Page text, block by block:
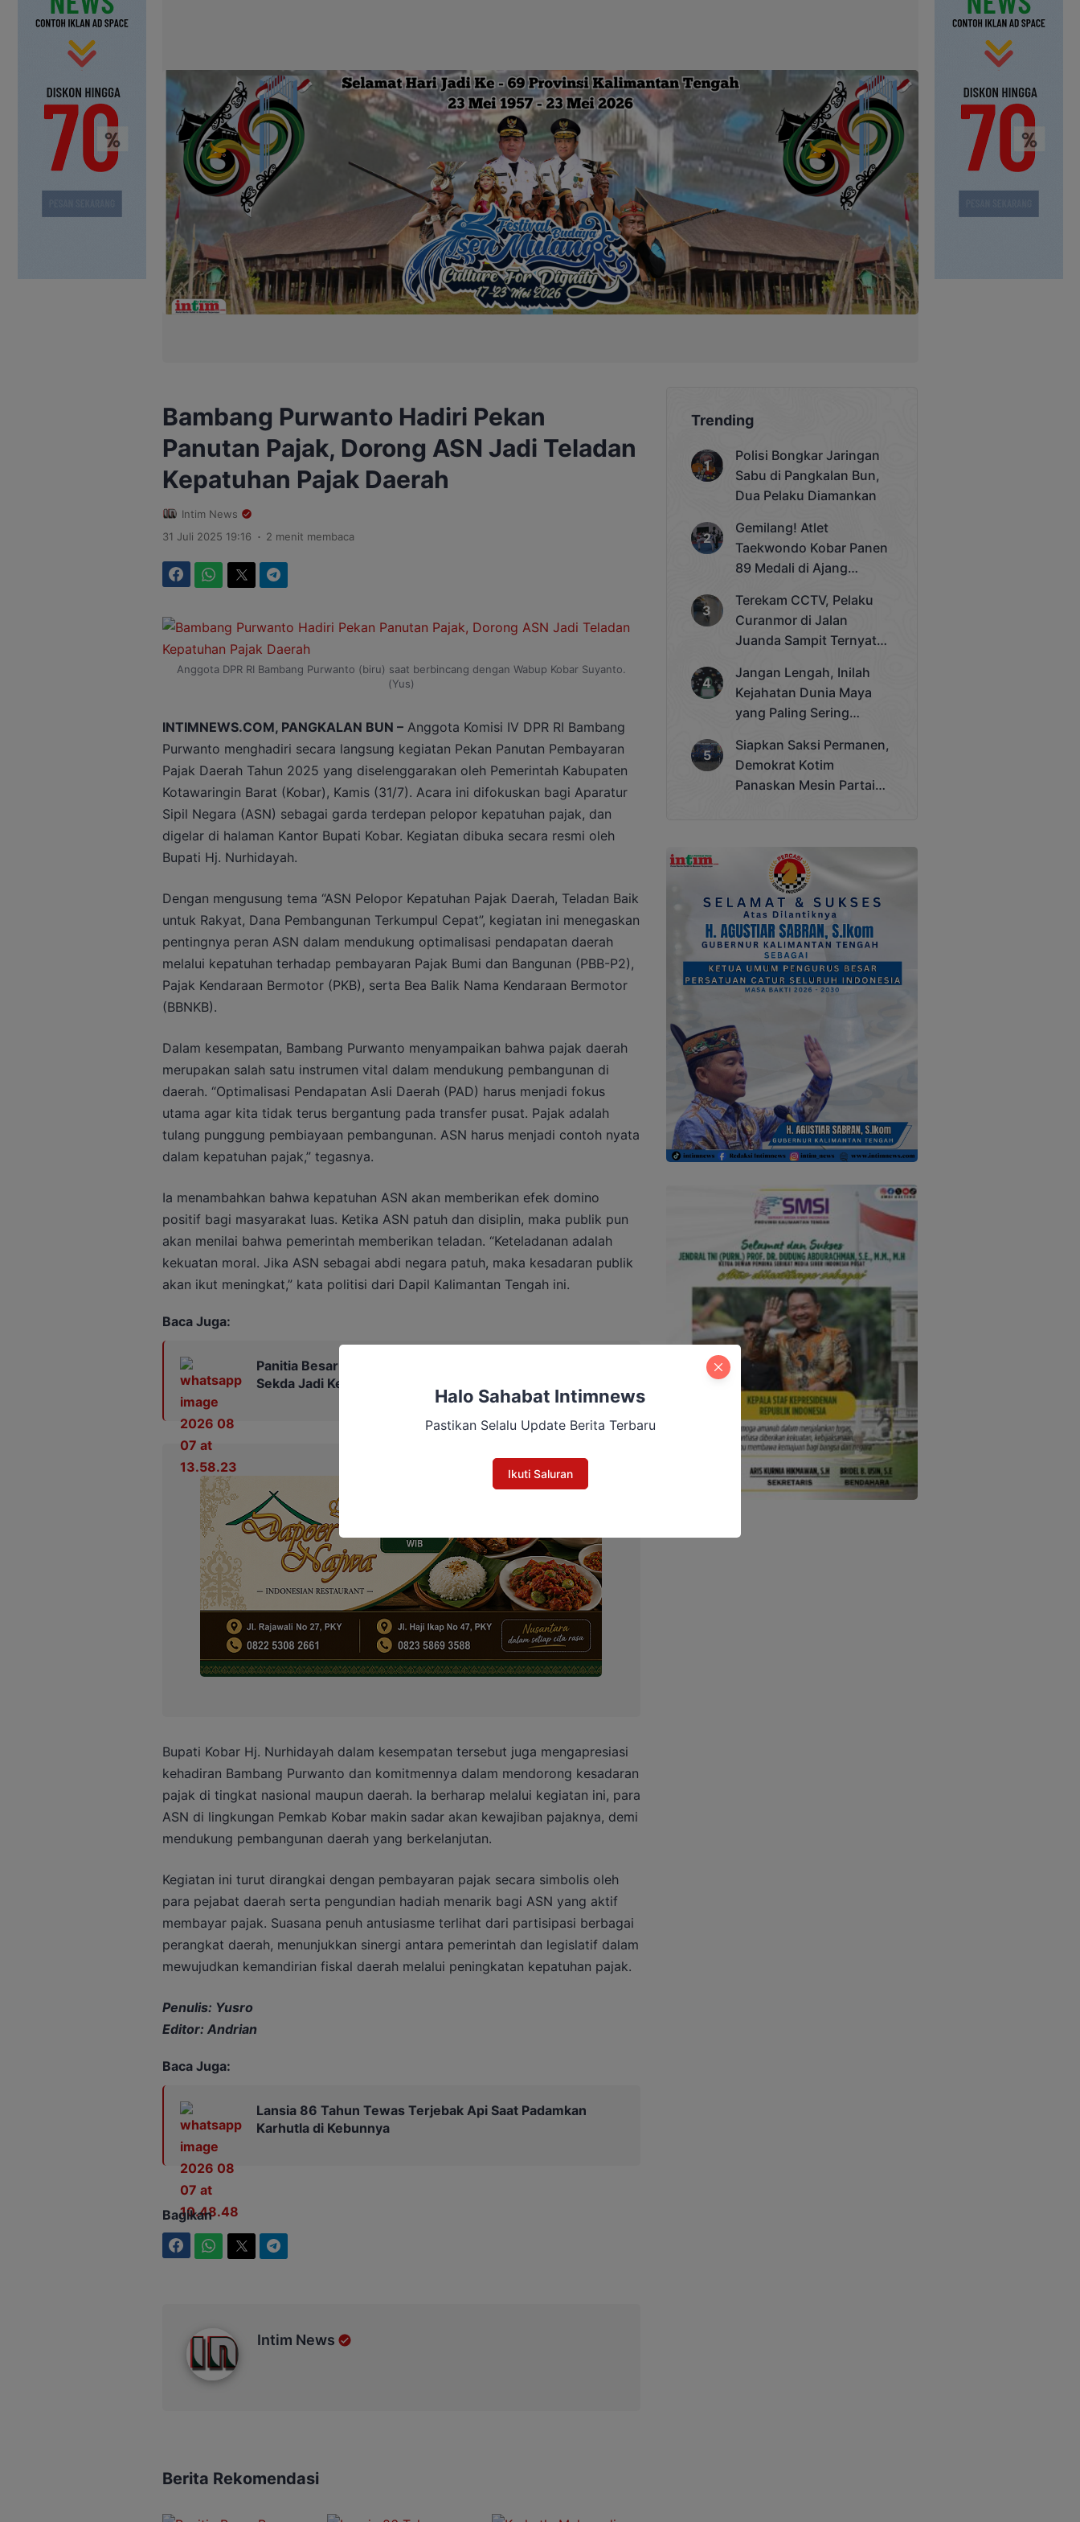
Bambang Purwanto Hadiri Pekan
Panutan Pajak, Dorong ASN Jadi Teladan
Kepatuhan Pajak Daerah
Intim News
31 Juli 2025 19:16 . 2 menit membaca
Anggota DPR RI Bambang Purwanto (biru) saat berbincang dengan Wabup Kobar Suyanto.
(Yus)
INTIMNEWS.COM, PANGKALAN BUN –Anggota Komisi IV DPR RI Bambang
Purwanto menghadiri secara langsung kegiatan Pekan Panutan Pembayaran
Pajak Daerah Tahun 2025 yang diselenggarakan oleh Pemerintah Kabupaten
Kotawaringin Barat (Kobar), Kamis (31/7). Acara ini difokuskan bagi Aparatur
Sipil Negara (ASN) sebagai garda terdepan pelopor kepatuhan pajak, dan
digelar di halaman Kantor Bupati Kobar. Kegiatan dibuka secara resmi oleh
Bupati Hj. Nurhidayah.
Dengan mengusung tema “ASN Pelopor Kepatuhan Pajak Daerah, Teladan Baik
untuk Rakyat, Dana Pembangunan Terkumpul Cepat”, kegiatan ini menegaskan
pentingnya peran ASN dalam mendukung optimalisasi pendapatan daerah
melalui kepatuhan terhadap pembayaran Pajak Bumi dan Bangunan (PBB-P2),
Pajak Kendaraan Bermotor (PKB), serta Bea Balik Nama Kendaraan Bermotor
(BBNKB).
Dalam kesempatan, Bambang Purwanto menyampaikan bahwa pajak daerah
merupakan salah satu instrumen vital dalam mendukung pembangunan di
daerah. “Optimalisasi Pendapatan Asli Daerah (PAD) harus menjadi fokus
utama agar kita tidak terus bergantung pada transfer pusat. Pajak adalah
tulang punggung pembiayaan pembangunan. ASN harus menjadi contoh nyata
dalam kepatuhan pajak,” tegasnya.
Ia menambahkan bahwa kepatuhan ASN akan memberikan efek domino
positif bagi masyarakat luas. Ketika ASN patuh dan disiplin, maka publik pun
akan menilai bahwa pemerintah memberikan teladan. “Keteladanan adalah
kekuatan moral. Jika ASN sebagai abdi negara patuh, maka kesadaran publik
akan ikut meningkat,” kata politisi dari Dapil Kalimantan Tengah ini.
Baca Juga:
Panitia Besar Porprov Xlll Kalteng Diambil Alih Provinsi,
Sekda Jadi Ketua
Bupati Kobar Hj. Nurhidayah dalam kesempatan tersebut juga mengapresiasi
kehadiran Bambang Purwanto dan komitmennya dalam mendorong kesadaran
pajak di tingkat nasional maupun daerah. Ia berharap melalui kegiatan ini, para
ASN di lingkungan Pemkab Kobar makin sadar akan kewajiban pajaknya, demi
mendukung pembangunan daerah yang berkelanjutan.
Kegiatan ini turut dirangkai dengan pembayaran pajak secara simbolis oleh
para pejabat daerah serta pengundian hadiah menarik bagi ASN yang aktif
membayar pajak. Suasana penuh antusiasme terlihat dari partisipasi berbagai
perangkat daerah, menunjukkan sinergi antara pemerintah dan legislatif dalam
mewujudkan kemandirian fiskal daerah melalui peningkatan kepatuhan pajak.
Penulis: Yusro
Editor: Andrian
Baca Juga:
Lansia 86 Tahun Tewas Terjebak Api Saat Padamkan
Karhutla di Kebunnya
Bagikan
Intim News
Berita Rekomendasi
Trending
Polisi Bongkar Jaringan
Sabu di Pangkalan Bun,
Dua Pelaku Diamankan
Gemilang! Atlet
Taekwondo Kobar Panen
89 Medali di Ajang
Cup 2025
Terekam CCTV, Pelaku
Curanmor di Jalan
Juanda Sampit Ternyata
Jangan Lengah, Inilah
Kejahatan Dunia Maya
yang Paling Sering
Siapkan Saksi Permanen,
Demokrat Kotim
Panaskan Mesin Partai
Halo Sahabat Intimnews
Pastikan Selalu Update Berita Terbaru
Ikuti Saluran